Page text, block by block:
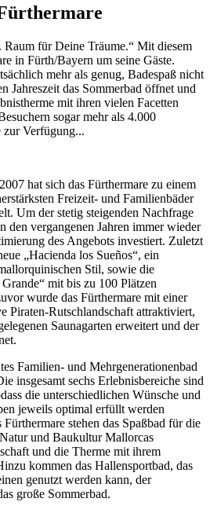
für Deine Träume.“ Mit diesem
in Fürth/Bayern um seine Gäste.
mehr als genug, Badespaß nicht
Jahreszeit das Sommerbad öffnet und
mit ihren vielen Facetten
sogar mehr als 4.000
zur Verfügung...
hat sich das Fürthermare zu einem
Freizeit- und Familienbäder
Um der stetig steigenden Nachfrage
den vergangenen Jahren immer wieder
des Angebots investiert. Zuletzt
„Hacienda los Sueños“, ein
Stil, sowie die
mit bis zu 100 Plätzen
wurde das Fürthermare mit einer
Piraten-Rutschlandschaft attraktiviert,
Saunagarten erweitert und der
Familien- und Mehrgenerationenbad
insgesamt sechs Erlebnisbereiche sind
die unterschiedlichen Wünsche und
jeweils optimal erfüllt werden
stehen das Spaßbad für die
und Baukultur Mallorcas
und die Therme mit ihrem
kommen das Hallensportbad, das
genutzt werden kann, der
große Sommerbad.